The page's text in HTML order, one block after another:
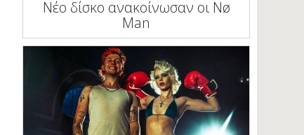
Νέο δίσκο ανακοίνωσαν οι Nø
Man